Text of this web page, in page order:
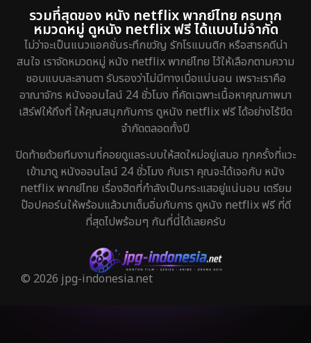
รวมที่สุดของ หนัง netflix พากย์ไทย ครบทุก
หมวดหมู่ ดูหนัง netflix ฟรี ได้แบบไม่จำกัด
ไม่ว่าจะเป็นแนวแอคชั่นระทึกขวัญ รักโรแมนติก หรือสารคดีน่า
สนใจ เราจัดหมวดหมู่ หนัง netflix พากย์ไทย ไว้ให้เลือกตามความ
ชอบแบบละลานตา รับรองว่าไม่มีทางเบื่อแน่นอน เพราะเราคือ
อาณาจักร หนังออนไลน์ 24 ชั่วโมง ที่คัดเฉพาะเนื้อหาคุณภาพมา
เสิร์ฟให้ถึงที่ ให้คุณสนุกกับการ ดูหนัง netflix ฟรี ได้อย่างไร้ขีด
จำกัดตลอดทั้งปี
ปิดท้ายด้วยทีมงานที่คอยดูแลระบบให้สดใหม่อยู่เสมอ ทุกครั้งที่แวะ
เข้ามาดู หนังออนไลน์ 24 ชั่วโมง กับเรา คุณจะได้เจอกับ หนัง
netflix พากย์ไทย เรื่องฮิตที่กำลังเป็นกระแสอยู่แน่นอน เตรียม
ป๊อปคอร์นให้พร้อมแล้วมาเต็มอิ่มกับการ ดูหนัง netflix ฟรี ที่ดี
ที่สุดไปพร้อมๆ กันที่นี่ได้เลยครับ
© 2026 jpg-indonesia.net